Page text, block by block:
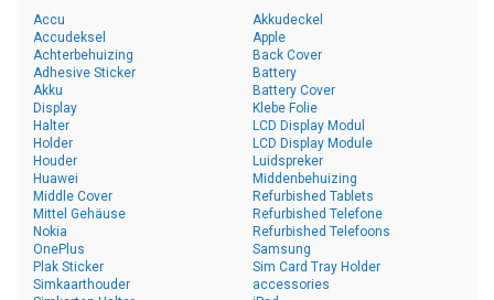
Accu
Accudeksel
Achterbehuizing
Adhesive Sticker
Akku
Akkudeckel
Apple
Back Cover
Battery
Battery Cover
Display
Halter
Holder
Houder
Huawei
Klebe Folie
LCD Display Modul
LCD Display Module
Luidspreker
Middenbehuizing
Middle Cover
Mittel Gehäuse
Nokia
OnePlus
Plak Sticker
Refurbished Tablets
Refurbished Telefone
Refurbished Telefoons
Samsung
Sim Card Tray Holder
Simkaarthouder
accessories